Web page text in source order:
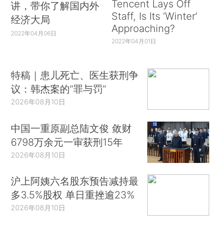
讲，带你了解国内外
经济大局
2022年04月06日
Tencent Lays Off
Staff, Is Its ‘Winter’
Approaching?
2022年04月01日
特稿｜患儿死亡、医生获刑争
议：韩杰案的“罪与罚”
2026年08月10日
中国一重原副总陆文俊 敛财
6798万余元一审获刑15年
2026年08月10日
沪上阿姨六名股东预告减持最
多3.5%股权 单日重挫逾23%
2026年08月10日